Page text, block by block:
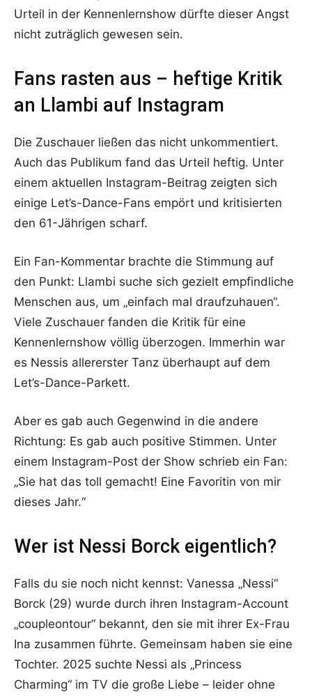
Urteil in der Kennenlernshow dürfte dieser Angst
nicht zuträglich gewesen sein.
Fans rasten aus – heftige Kritik
an Llambi auf Instagram
Die Zuschauer ließen das nicht unkommentiert.
Auch das Publikum fand das Urteil heftig. Unter
einem aktuellen Instagram-Beitrag zeigten sich
einige Let’s-Dance-Fans empört und kritisierten
den 61-Jährigen scharf.
Ein Fan-Kommentar brachte die Stimmung auf
den Punkt: Llambi suche sich gezielt empfindliche
Menschen aus, um „einfach mal draufzuhauen“.
Viele Zuschauer fanden die Kritik für eine
Kennenlernshow völlig überzogen. Immerhin war
es Nessis allererster Tanz überhaupt auf dem
Let’s-Dance-Parkett.
Aber es gab auch Gegenwind in die andere
Richtung: Es gab auch positive Stimmen. Unter
einem Instagram-Post der Show schrieb ein Fan:
„Sie hat das toll gemacht! Eine Favoritin von mir
dieses Jahr.“
Wer ist Nessi Borck eigentlich?
Falls du sie noch nicht kennst: Vanessa „Nessi“
Borck (29) wurde durch ihren Instagram-Account
„coupleontour“ bekannt, den sie mit ihrer Ex-Frau
Ina zusammen führte. Gemeinsam haben sie eine
Tochter. 2025 suchte Nessi als „Princess
Charming“ im TV die große Liebe – leider ohne